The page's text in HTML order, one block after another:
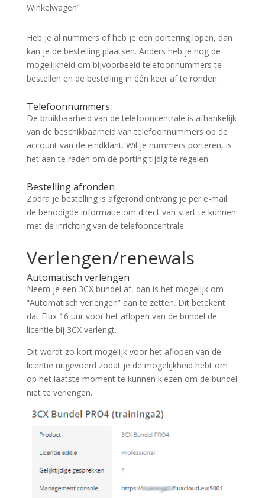
Winkelwagen”
Heb je al nummers of heb je een portering lopen, dan
kan je de bestelling plaatsen. Anders heb je nog de
mogelijkheid om bijvoorbeeld telefoonnummers te
bestellen en de bestelling in één keer af te ronden.
Telefoonnummers
De bruikbaarheid van de telefooncentrale is afhankelijk
van de beschikbaarheid van telefoonnummers op de
account van de eindklant. Wil je nummers porteren, is
het aan te raden om de porting tijdig te regelen.
Bestelling afronden
Zodra je bestelling is afgerond ontvang je per e-mail
de benodigde informatie om direct van start te kunnen
met de inrichting van de telefooncentrale.
Verlengen/renewals
Automatisch verlengen
Neem je een 3CX bundel af, dan is het mogelijk om
“Automatisch verlengen” aan te zetten. Dit betekent
dat Flux 16 uur voor het aflopen van de bundel de
licentie bij 3CX verlengt.
Dit wordt zo kort mogelijk voor het aflopen van de
licentie uitgevoerd zodat je de mogelijkheid hebt om
op het laatste moment te kunnen kiezen om de bundel
niet te verlengen.